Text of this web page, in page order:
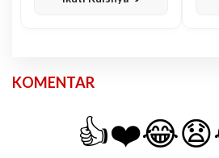
KOMENTAR
👍❤️😂😧